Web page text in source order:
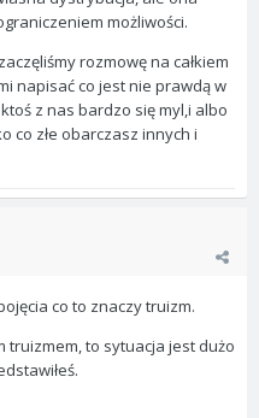
możliwości.
rozmowę na całkiem
napisać co jest nie prawdą w
z nas bardzo się myl,i albo
co złe obarczasz innych i
co to znaczy truizm.
truizmem, to sytuacja jest dużo